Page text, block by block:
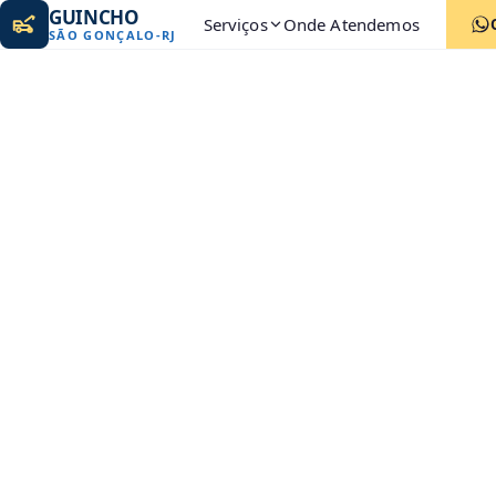
GUINCHO
SÃO GONÇALO -RJ Serviços Onde Atendemos